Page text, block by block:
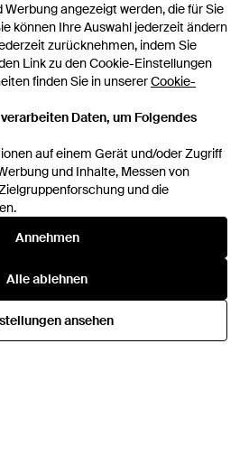
angezeigt werden, die für Sie
können Ihre Auswahl jederzeit ändern
zurücknehmen, indem Sie
Link zu den Cookie-Einstellungen
finden Sie in unsererCookie-
Daten, um Folgendes
auf einem Gerät und/oder Zugriff
und Inhalte, Messen von
und die
Annehmen
Alle ablehnen
ansehen
angezeigt werden, die für Sie
können Ihre Auswahl jederzeit ändern
zurücknehmen, indem Sie
Link zu den Cookie-Einstellungen
finden Sie in unsererCookie-
Daten, um Folgendes
auf einem Gerät und/oder Zugriff
und Inhalte, Messen von
und die
Annehmen
Alle ablehnen
ansehen
49,99 €
Sweatshirt Jjinfinity - Schwarz
SALE